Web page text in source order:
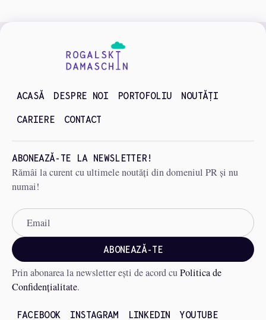
ACASĂ DESPRE NOI PORTOFOLIU
NOUTĂȚI
CARIERE
CONTACT
ABONEAZĂ-TE LA NEWSLETTER!
Rămâi la curent cu ultimele noutăți din domeniul PR și nu
numai!
Prin abonarea la newsletter ești de acord cuPolitica de
Confidențialitate.
FACEBOOK INSTAGRAM LINKEDIN YOUTUBE